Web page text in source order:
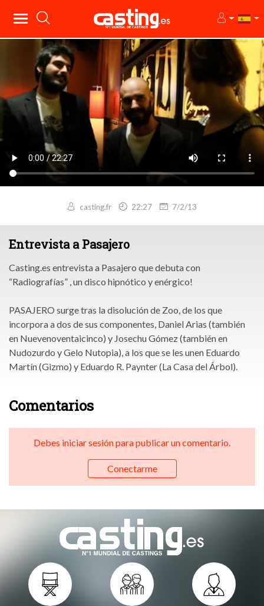
casting.fr 22:27 7/2/13
Entrevista a Pasajero
Casting.es entrevista a Pasajero que debuta con
“Radiografías” , un disco hipnótico y enérgico!
PASAJERO surge tras la disolución de Zoo, de los que
incorpora a dos de sus componentes, Daniel Arias (también
en Nuevenoventaicinco) y Josechu Gómez (también en
Nudozurdo y Gelo Nutopia), a los que se les unen Eduardo
Martín (Gizmo) y Eduardo R. Paynter (La Casa del Árbol).
Comentarios
Debes iniciar sesión para publicar un comentario.
Conectarme